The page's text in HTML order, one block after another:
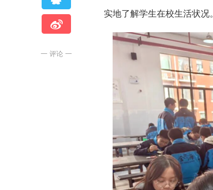
一 评论 一
实地了解学生在校生活状况。